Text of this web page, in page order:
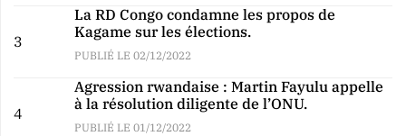
3
La RD Congo condamne les propos de
Kagame sur les élections.
PUBLIÉ LE 02/12/2022
4
Agression rwandaise : Martin Fayulu appelle
à la résolution diligente de l’ONU.
PUBLIÉ LE 01/12/2022